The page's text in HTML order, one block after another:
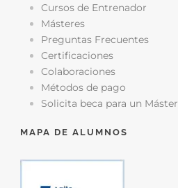
Cursos de Entrenador
Másteres
Preguntas Frecuentes
Certificaciones
Colaboraciones
Métodos de pago
Solicita beca para un Máster
MAPA DE ALUMNOS